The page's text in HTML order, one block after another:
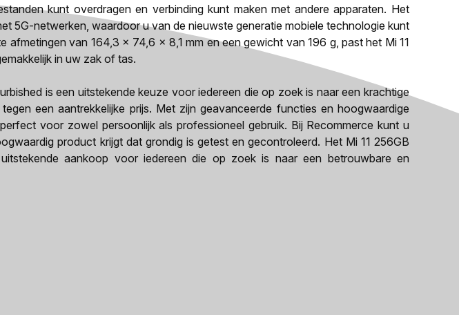
kunt overdragen en verbinding kunt maken met andere apparaten. Het
5G-netwerken, waardoor u van de nieuwste generatie mobiele technologie kunt
afmetingen van 164,3 x 74,6 x 8,1 mm en een gewicht van 196 g, past het Mi 11
in uw zak of tas.
is een uitstekende keuze voor iedereen die op zoek is naar een krachtige
een aantrekkelijke prijs. Met zijn geavanceerde functies en hoogwaardige
voor zowel persoonlijk als professioneel gebruik. Bij Recommerce kunt u
product krijgt dat grondig is getest en gecontroleerd. Het Mi 11 256GB
aankoop voor iedereen die op zoek is naar een betrouwbare en